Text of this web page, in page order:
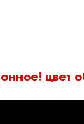
цвет